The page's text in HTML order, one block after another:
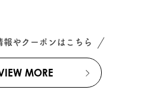
報やクーポンはこちら
MORE